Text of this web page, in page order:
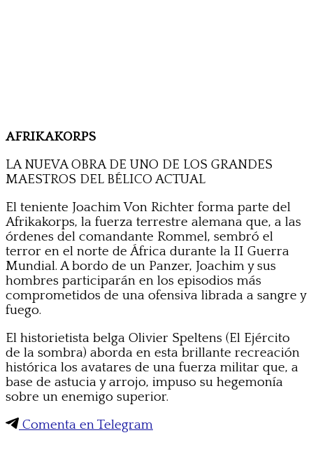
AFRIKAKORPS
LA NUEVA OBRA DE UNO DE LOS GRANDES
MAESTROS DEL BÉLICO ACTUAL
El teniente Joachim Von Richter forma parte del
Afrikakorps, la fuerza terrestre alemana que, a las
órdenes del comandante Rommel, sembró el
terror en el norte de África durante la II Guerra
Mundial. A bordo de un Panzer, Joachim y sus
hombres participarán en los episodios más
comprometidos de una ofensiva librada a sangre y
fuego.
El historietista belga Olivier Speltens (El Ejército
de la sombra) aborda en esta brillante recreación
histórica los avatares de una fuerza militar que, a
base de astucia y arrojo, impuso su hegemonía
sobre un enemigo superior.
Comenta en Telegram